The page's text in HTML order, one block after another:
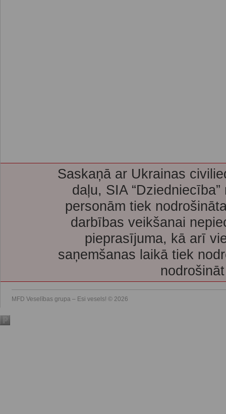
Saskaņā ar Ukrainas
daļu, SIA
personām tiek
darbības veikšanai
pieprasījuma, kā arī
saņemšanas laikā tiek
MFD Veselības grupa – Esi vesels! © 2026